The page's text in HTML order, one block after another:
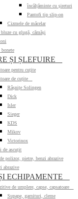
încălțăminte cu șireturi
Pantofi tip slip-on
Cizmele de măcelar
bluze cu glugă, cămăși
bonete
ȘI ȘLEFUIRE
pentru cuțite
de cuțite
Râșnițe Solingen
Dick
Isler
Sieger
KDS
Mikov
Victorinox
de ascuțit
polizor, pietre, benzi abrazive
abrazive
ECHIPAMENTE
de umplere, capse, capsatoare
Supape, garnituri, cleme